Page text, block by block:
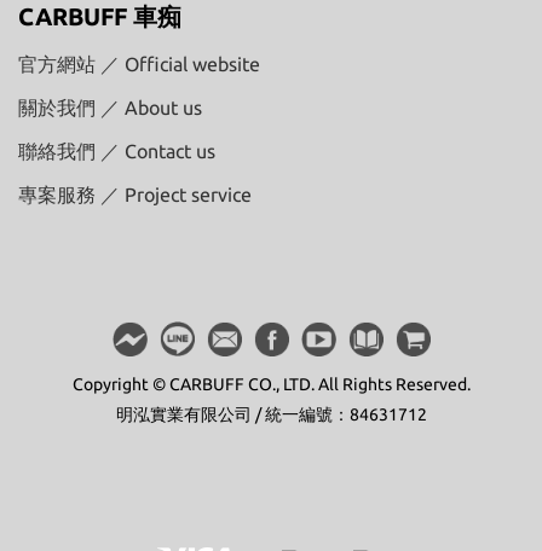
CARBUFF 車痴
官方網站 ／ Official website
關於我們 ／ About us
聯絡我們 ／ Contact us
專案服務 ／ Project service
Copyright © CARBUFF CO., LTD. All Rights Reserved.
明泓實業有限公司 / 統一編號：84631712